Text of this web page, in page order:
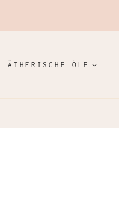
ÄTHERISCHE ÖLE